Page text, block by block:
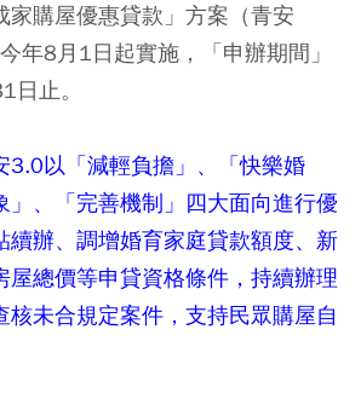
家購屋優惠貸款」方案（青安
年8月1日起實施，「申辦期間」
止。
3.0以「減輕負擔」、「快樂婚
」、「完善機制」四大面向進行優
續辦、調增婚育家庭貸款額度、新
屋總價等申貸資格條件，持續辦理
核未合規定案件，支持民眾購屋自